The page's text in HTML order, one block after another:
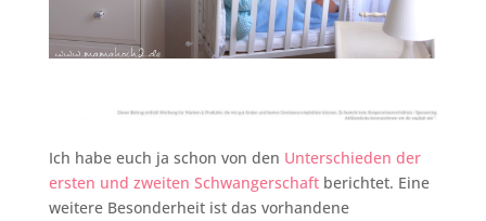
Ich habe euch ja schon von den Unterschieden der
ersten und zweiten Schwangerschaftberichtet. Eine
weitere Besonderheit ist das vorhandene